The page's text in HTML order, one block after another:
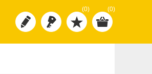
(0) (0)